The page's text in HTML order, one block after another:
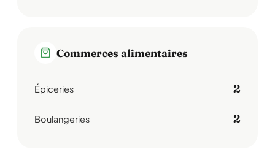
Commerces alimentaires
Épiceries 2
Boulangeries 2